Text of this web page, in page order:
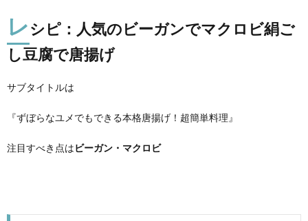
レシピ：人気のビーガンでマクロビ絹ご
し豆腐で唐揚げ
サブタイトルは
『ずぼらなユメでもできる本格唐揚げ！超簡単料理』
注目すべき点はビーガン・マクロビ